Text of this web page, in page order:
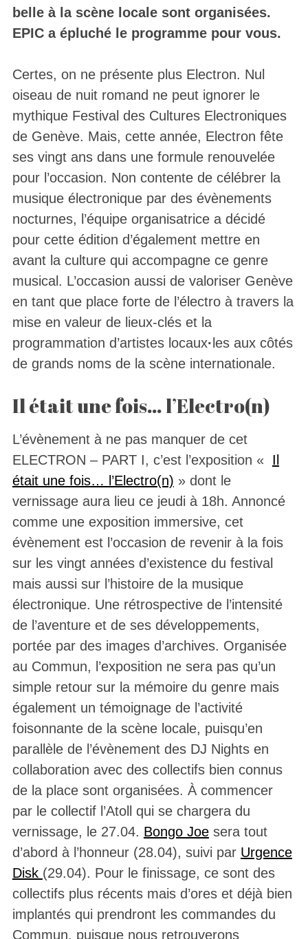
belle à la scène locale sont organisées.
EPIC a épluché le programme pour vous.
Certes, on ne présente plus Electron. Nul
oiseau de nuit romand ne peut ignorer le
mythique Festival des Cultures Electroniques
de Genève. Mais, cette année, Electron fête
ses vingt ans dans une formule renouvelée
pour l’occasion. Non contente de célébrer la
musique électronique par des évènements
nocturnes, l’équipe organisatrice a décidé
pour cette édition d’également mettre en
avant la culture qui accompagne ce genre
musical. L’occasion aussi de valoriser Genève
en tant que place forte de l’électro à travers la
mise en valeur de lieux-clés et la
programmation d’artistes locaux· les aux côtés
de grands noms de la scène internationale.
Il était une fois… l’Electro(n)
L’évènement à ne pas manquer de cet
ELECTRON – PART I, c’est l’exposition « Il
était une fois… l’Electro(n) » dont le
vernissage aura lieu ce jeudi à 18h. Annoncé
comme une exposition immersive, cet
évènement est l’occasion de revenir à la fois
sur les vingt années d’existence du festival
mais aussi sur l’histoire de la musique
électronique. Une rétrospective de l’intensité
de l’aventure et de ses développements,
portée par des images d’archives. Organisée
au Commun, l’exposition ne sera pas qu’un
simple retour sur la mémoire du genre mais
également un témoignage de l’activité
foisonnante de la scène locale, puisqu’en
parallèle de l’évènement des DJ Nights en
collaboration avec des collectifs bien connus
de la place sont organisées. À commencer
par le collectif l’Atoll qui se chargera du
vernissage, le 27.04. Bongo Joesera tout
d’abord à l’honneur (28.04), suivi par Urgence
Disk (29.04). Pour le finissage, ce sont des
collectifs plus récents mais d’ores et déjà bien
implantés qui prendront les commandes du
Commun, puisque nous retrouverons